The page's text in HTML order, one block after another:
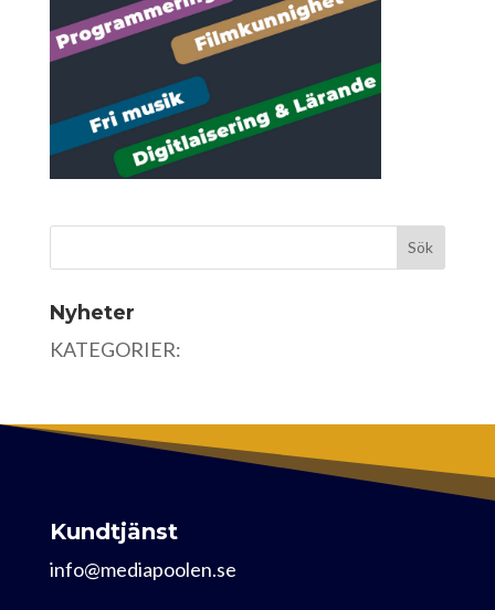
Nyheter
KATEGORIER:
Kundtjänst
info@mediapoolen.se